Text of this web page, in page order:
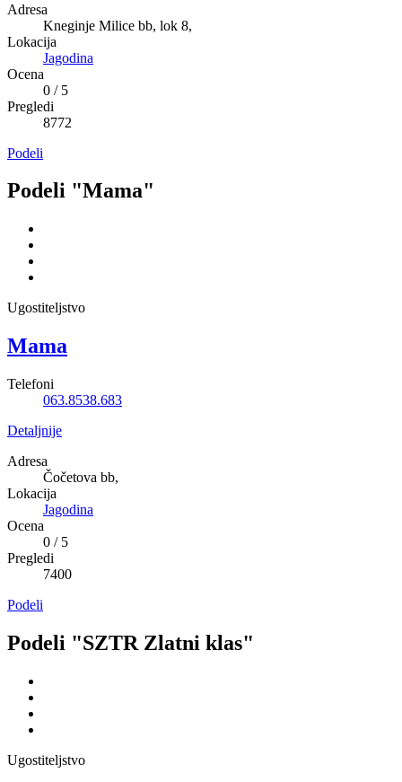
Adresa
Kneginje Milice bb, lok 8,
Lokacija
Jagodina
Ocena
0 /5
Pregledi
8772
Podeli
Podeli "Mama"
Ugostiteljstvo
Mama
Telefoni
063.8538.683
Detaljnije
Adresa
Čočetova bb,
Lokacija
Jagodina
Ocena
0 /5
Pregledi
7400
Podeli
Podeli "SZTR Zlatni klas"
Ugostiteljstvo